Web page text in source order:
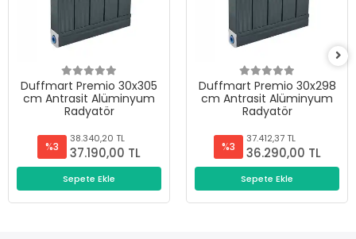
Duffmart Premio 30x305
cm Antrasit Alüminyum
Radyatör
%3
38.340,20 TL
37.190,00 TL
Sepete Ekle
Duffmart Premio 30x298
cm Antrasit Alüminyum
Radyatör
%3
37.412,37 TL
36.290,00 TL
Sepete Ekle